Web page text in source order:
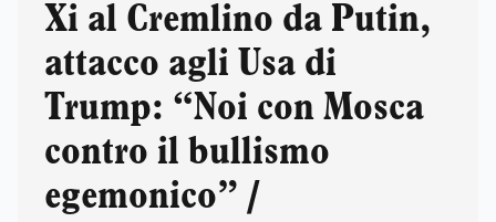
Xi al Cremlino da Putin,
attacco agli Usa di
Trump: “Noi con Mosca
contro il bullismo
egemonico” /